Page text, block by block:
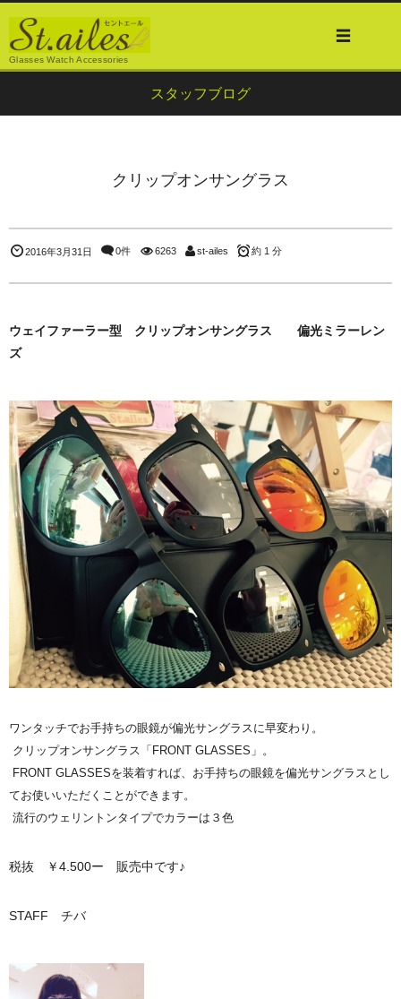
Glasses Watch Accessories
スタッフブログ
クリップオンサングラス
2016年3月31日 0件 6263 st-ailes 約 1 分
ウェイファーラー型 クリップオンサングラス 偏光ミラーレン
ズ
ワンタッチでお手持ちの眼鏡が偏光サングラスに早変わり。
クリップオンサングラス「FRONT GLASSES」。
FRONT GLASSESを装着すれば、お手持ちの眼鏡を偏光サングラスとし
てお使いいただくことができます。
流行のウェリントンタイプでカラーは３色
税抜 ￥4.500ー 販売中です♪
STAFF チバ